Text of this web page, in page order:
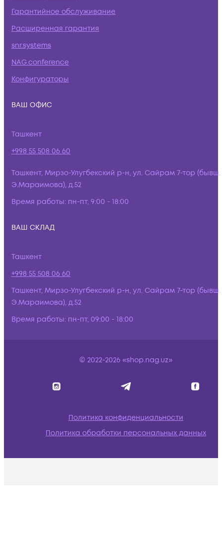
Гарантийное обслуживание
Расширенная гарантия
snr.systems
NAG.conference
Конфигураторы
ВАШ ОФИС
Ташкент
+998 55 508 06 60
Ташкент, Мирзо-Улугбекский р-н, ул. Сайрам 7-тор (бывш.
Э.Мараимова), д.52
Время работы: пн-пт, 9:00 - 18:00
ВАШ СКЛАД
Ташкент
+998 55 508 06 60
Ташкент, Мирзо-Улугбекский р-н, ул. Сайрам 7-тор (бывш.
Э.Мараимова), д.52
Время работы: пн-пт, 09:00 - 18:00
© 2022-2026 «shop.nag.uz»
Политика конфиденциальности
Политика обработки персональных данных